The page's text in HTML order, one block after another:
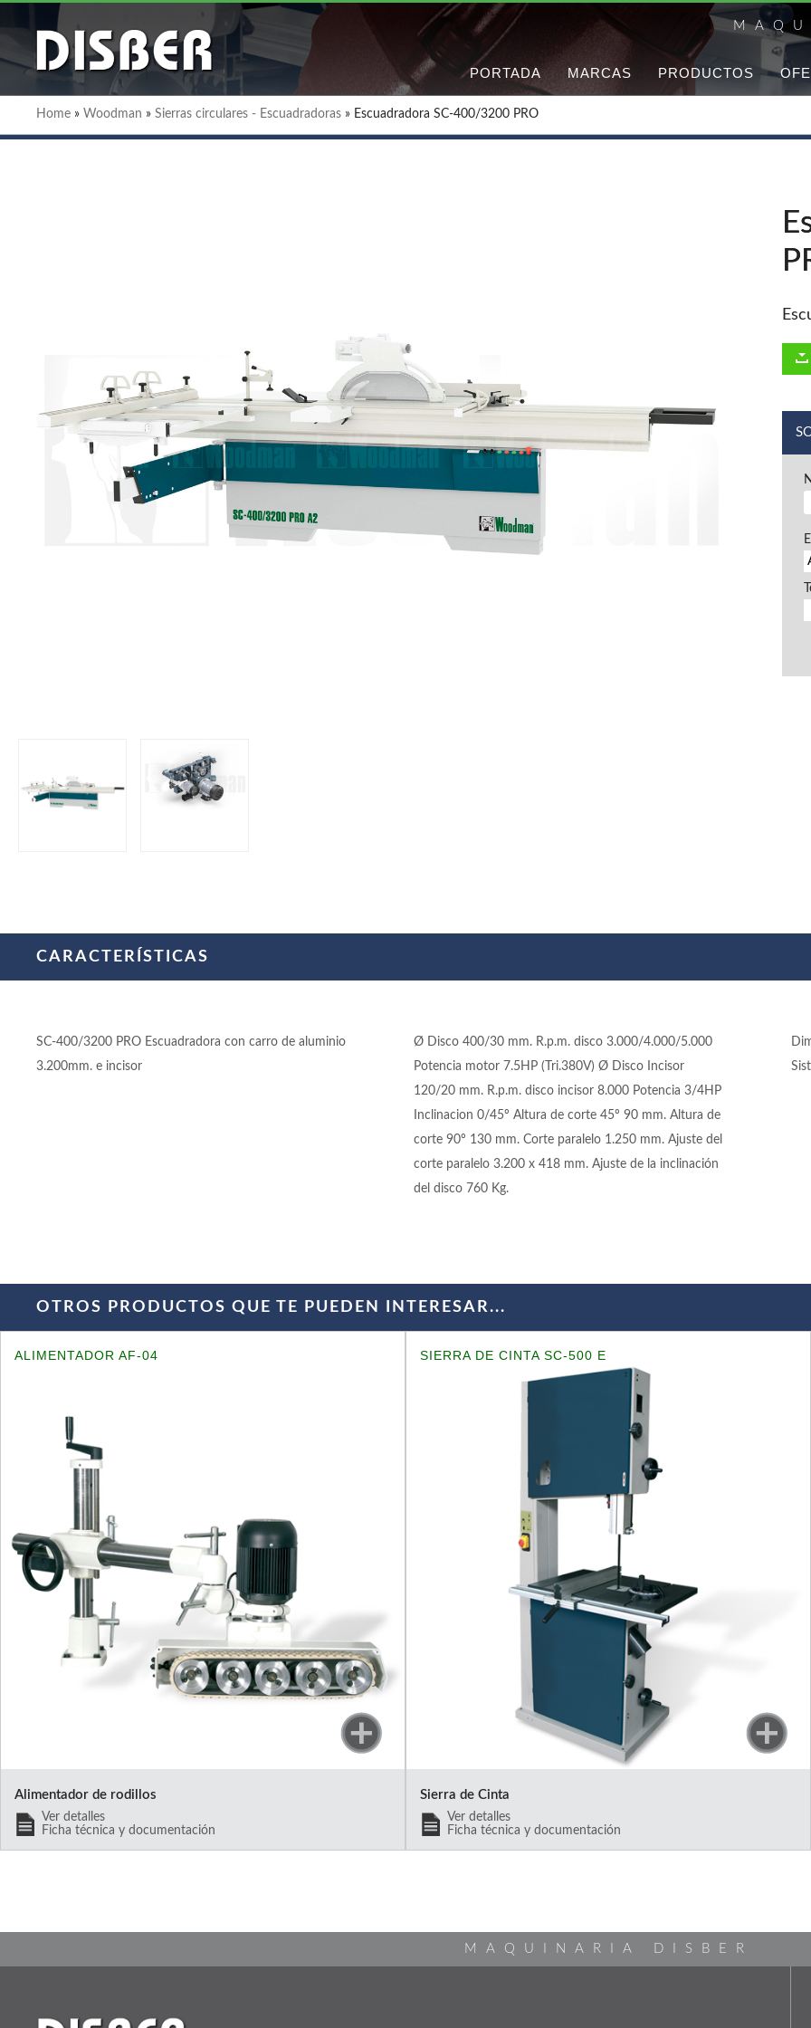
PORTADA MARCAS PRODUCTOS
Home » Woodman » Sierras circulares - Escuadradoras » Escuadradora SC-400/3200 PRO
CARACTERÍSTICAS
SC-400/3200 PRO Escuadradora con carro de aluminio
3.200mm. e incisor
Ø Disco 400/30 mm. R.p.m. disco 3.000/4.000/5.000
Potencia motor 7.5HP (Tri.380V) Ø Disco Incisor
120/20 mm. R.p.m. disco incisor 8.000 Potencia 3/4HP
Inclinacion 0/45º Altura de corte 45º 90 mm. Altura de
corte 90º 130 mm. Corte paralelo 1.250 mm. Ajuste del
corte paralelo 3.200 x 418 mm. Ajuste de la inclinación
del disco 760 Kg.
OTROS PRODUCTOS QUE TE PUEDEN INTERESAR...
ALIMENTADOR AF-04
Alimentador de rodillos
Ver detalles
Ficha técnica y documentación
SIERRA DE CINTA SC-500 E
Sierra de Cinta
Ver detalles
Ficha técnica y documentación
MAQUINARIA DISBER